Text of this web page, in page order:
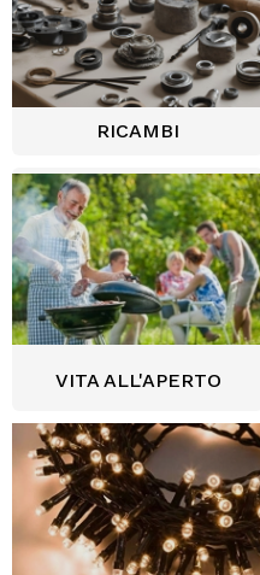
RICAMBI
VITA ALL'APERTO